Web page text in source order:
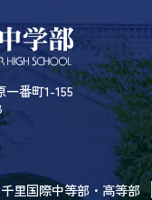
番町1-155
千里国際中等部・高等部